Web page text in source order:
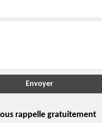
rappelle gratuitement